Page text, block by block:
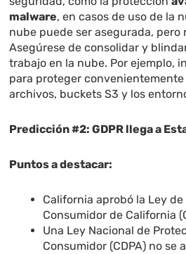
malware, en casos de uso de la
nube puede ser asegurada, pero
Asegúrese de consolidar y
trabajo en la nube. Por ejemplo,
para proteger convenientemente
archivos, buckets S3 y los
Predicción #2: GDPR llega a
Puntos a destacar:
California aprobó la Ley
Consumidor de California
Una Ley Nacional de
Consumidor (CDPA) no se